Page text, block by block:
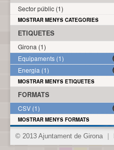
Sector públic (1)
MOSTRAR MENYS CATEGORIES
ETIQUETES
Girona (1)
Equipaments (1)
Energia (1)
MOSTRAR MENYS ETIQUETES
FORMATS
CSV (1)
MOSTRAR MENYS FORMATS
© 2013 Ajuntament de Girona